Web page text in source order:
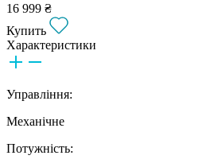
16 999 ₴
Купить
Характеристики
Управління:
Механічне
Потужність: